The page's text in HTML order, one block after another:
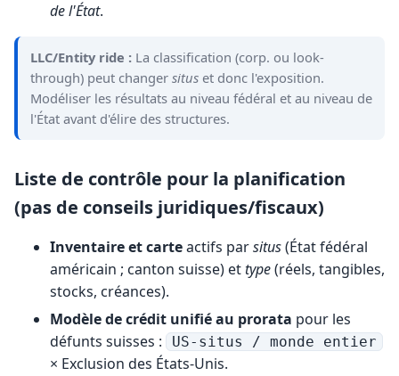
de l'État.
LLC/Entity ride : La classification (corp. ou look-
through) peut changer situs et donc l'exposition.
Modéliser les résultats au niveau fédéral et au niveau de
l'État avant d'élire des structures.
Liste de contrôle pour la planification
(pas de conseils juridiques/fiscaux)
Inventaire et carteactifs parsitus(État fédéral
américain ; canton suisse) ettype(réels, tangibles,
stocks, créances).
Modèle de crédit unifié au prorata pour les
défunts suisses :
US-situs / monde entier
× Exclusion des États-Unis.